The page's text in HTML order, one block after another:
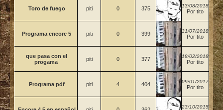
Toro de fuego piti 0 375 13/08/2018
Por tito
Programa encore 5 piti 0 399 31/07/2018
Por tito
que pasa con el
progama
piti 0 377 18/02/2018
Por tito
Programa pdf piti 4 404 09/01/2017
Por tito
23/10/2015